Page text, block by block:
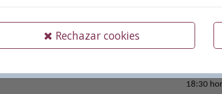
Rechazar cookiesAuditori Municipal
18:30